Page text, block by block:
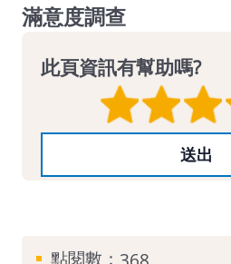
滿意度調查
此頁資訊有幫助嗎?
點閱數：